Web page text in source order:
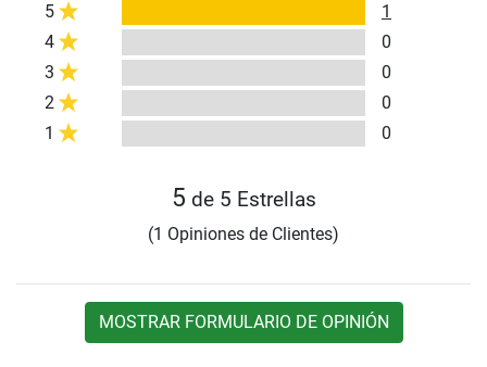
5
1
4
0
3
0
2
0
1
0
5 de 5 Estrellas
(1 Opiniones de Clientes)
MOSTRAR FORMULARIO DE OPINIÓN